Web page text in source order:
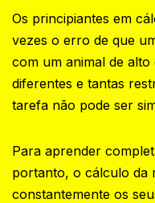
Os principiantes em
vezes o erro de que
com um animal de
diferentes e tantas
tarefa não pode ser
Para aprender
portanto, o cálculo da
constantemente os